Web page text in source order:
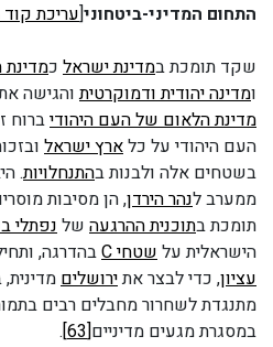
התחום המדיני-ביטחוני[עריכת
שקד תומכת במדינת ישראל כ
ומדינה יהודית ודמוקרטיתוהגישה
מדינת הלאום של העם היהודיברוח
העם היהודי על כלארץ ישראל
בשטחים אלה ולבנות בהתנחלויות.
ממערב לנהר הירדן, הן מסיבות
תומכת בתוכנית ההרגעה שלנפתלי
הישראלית עלשטחי C בהדרגה,
עציון, כדי לבצר אתירושלים
מתנגדת לשחרור מחבלים רבים
במסגרת מגעים מדיניים[63]
.